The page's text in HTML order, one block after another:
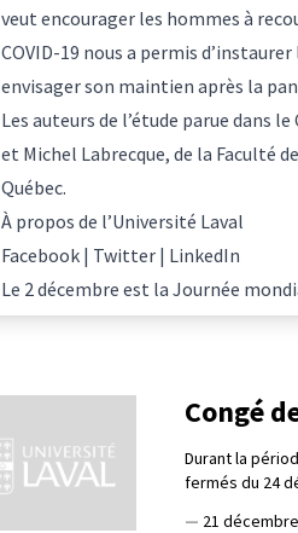
veut encourager les hommes à
COVID-19 nous a permis
envisager son maintien après la
Les auteurs de l’étude parue dans
et Michel Labrecque, de la Faculté
Québec.
À propos de l’Université Laval
Facebook | Twitter | LinkedIn
Le 2 décembre est la Journée
Congé
Durant la
fermés du 24
— 21